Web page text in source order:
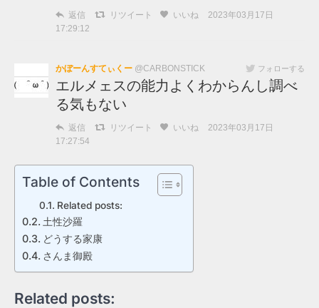
返信 リツイート いいね
2023年03月17日
17:29:12
かぼーんすてぃくー @CARBONSTICK フォローする
エルメェスの能力よくわからんし調べ
る気もない
返信 リツイート いいね
2023年03月17日
17:27:54
Table of Contents
Related posts:
土性沙羅
どうする家康
さんま御殿
Related posts: